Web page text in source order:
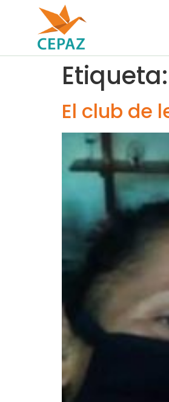
Etiqueta:
El club de